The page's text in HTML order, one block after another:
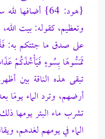
{هود: 64}
أضافها لله
وتعظيم، كقوله: بيت
على صدق ما جئتكم به:
تَمَسُّوهَا بِسُوءٍ فَيَأْخُذَكُمْ
تبقى هذه الناقة بين
أرضهم، وترد الماء يومًا
تشرب ماء البئر يومها
الماء في يومهم لغدهم،